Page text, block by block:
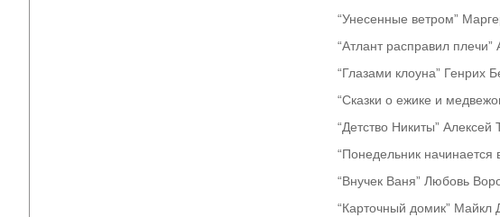
“Унесенные ветром”
“Атлант расправил плечи”
“Глазами клоуна” Генрих
“Сказки о ежике и
“Детство Никиты” Алексей
“Понедельник начинается
“Внучек Ваня” Любовь
“Карточный домик” Майкл